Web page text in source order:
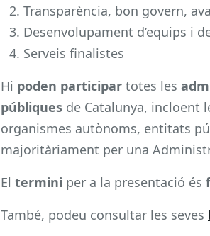
Transparència, bon govern,
Desenvolupament d’equips i
Serveis finalistes
Hi poden participar totes les
públiques de Catalunya, incloent
organismes autònoms, entitats
majoritàriament per una
El termini per a la presentació és
També, podeu consultar les seves